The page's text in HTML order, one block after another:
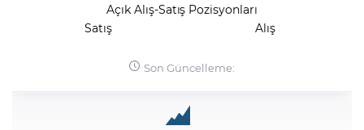
Açık Alış-Satış Pozisyonları
Satış
Alış
Son Güncelleme: